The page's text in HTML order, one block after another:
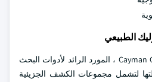
الطبيعي
يونيو 2024: وسعت Cayman Chemical ، المورد الرائد لأدوات البحث
لتشمل مجموعات الكشف الجزيئية